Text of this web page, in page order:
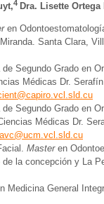
4 Dra. Lisette Ortega
en
Santa Clara,
Segundo Grado en
Médicas Dr.
Segundo Grado en
Médicas Dr.
Masteren
la concepción y La
General